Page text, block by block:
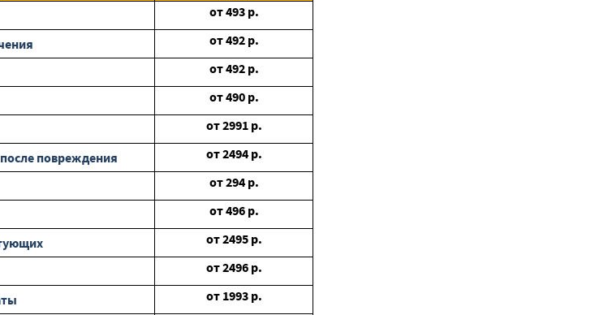
от493 р.
от492 р.
от492 р.
от490 р.
от2991 р.
повреждения
от2494 р.
от294 р.
от496 р.
от2495 р.
от2496 р.
от 1993 р.